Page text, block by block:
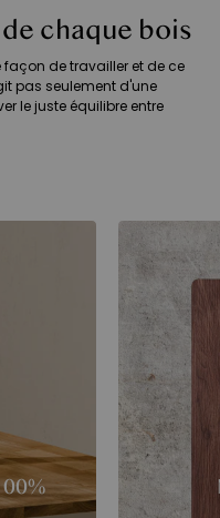
chaque bois
de travailler et de ce
pas seulement d'une
le juste équilibre entre